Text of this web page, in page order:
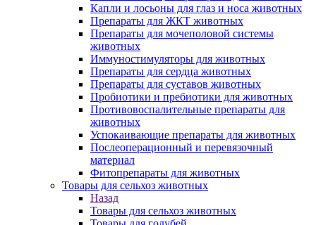
Капли и лосьоны для глаз и носа животных
Препараты для ЖКТ животных
Препараты для мочеполовой системы
животных
Иммуностимуляторы для животных
Препараты для сердца животных
Препараты для суставов животных
Пробиотики и пребиотики для животных
Противовоспалительные препараты для
животных
Успокаивающие препараты для животных
Послеоперационный и перевязочный
материал
Фитопрепараты для животных
Товары для сельхоз животных
Назад
Товары для сельхоз животных